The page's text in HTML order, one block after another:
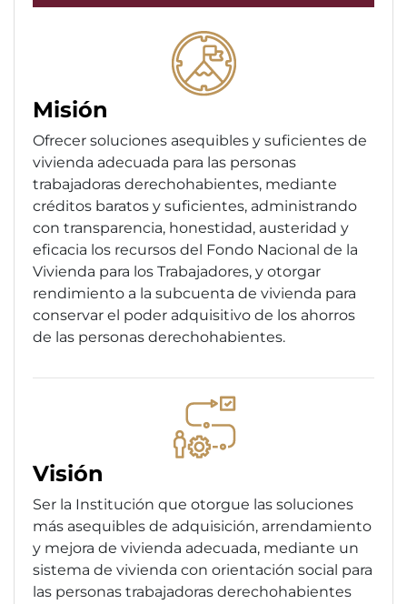
Misión
Ofrecer soluciones asequibles y suficientes de
vivienda adecuada para las personas
trabajadoras derechohabientes, mediante
créditos baratos y suficientes, administrando
con transparencia, honestidad, austeridad y
eficacia los recursos del Fondo Nacional de la
Vivienda para los Trabajadores, y otorgar
rendimiento a la subcuenta de vivienda para
conservar el poder adquisitivo de los ahorros
de las personas derechohabientes.
Visión
Ser la Institución que otorgue las soluciones
más asequibles de adquisición, arrendamiento
y mejora de vivienda adecuada, mediante un
sistema de vivienda con orientación social para
las personas trabajadoras derechohabientes